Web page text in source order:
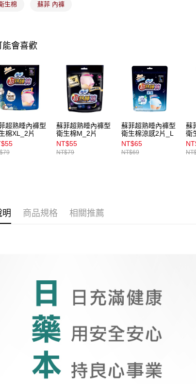
宅
付
每
生棉 蘇菲 內褲
能會喜歡
超熟睡內褲型
棉XL_2片
蘇菲超熟睡內褲型
衛生棉M_2片
NT$55
NT$79
蘇菲超熟睡內褲型
衛生棉涼感2片_L
NT$65
NT$69
蘇
衛
明 商品規格 相關推薦